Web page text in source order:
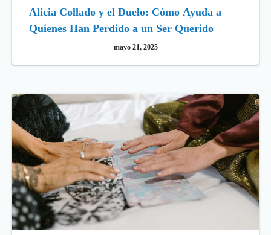
Alicia Collado y el Duelo: Cómo Ayuda a
Quienes Han Perdido a un Ser Querido
mayo 21, 2025